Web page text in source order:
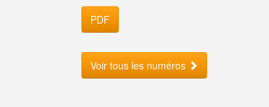
PDF
Voir tous les numéros